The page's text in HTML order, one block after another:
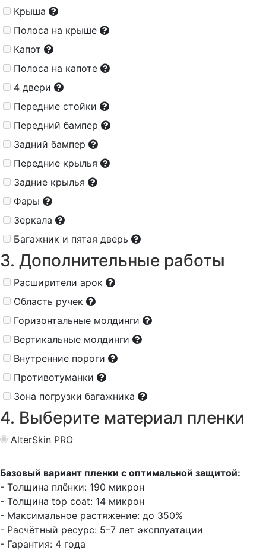
Крыша
Полоса на крыше
Капот
Полоса на капоте
4 двери
Передние стойки
Передний бампер
Задний бампер
Передние крылья
Задние крылья
Фары
Зеркала
Багажник и пятая дверь
3. Дополнительные работы
Расширители арок
Область ручек
Горизонтальные молдинги
Вертикальные молдинги
Внутренние пороги
Противотуманки
Зона погрузки багажника
4. Выберите материал пленки
AlterSkin PRO
Базовый вариант пленки с оптимальной защитой:
- Толщина плёнки: 190 микрон
- Толщина top coat: 14 микрон
- Максимальное растяжение: до 350%
- Расчётный ресурс: 5–7 лет эксплуатации
- Гарантия: 4 года